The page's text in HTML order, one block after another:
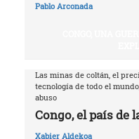
Pablo Arconada
Las minas de coltán, el
tecnología de todo el
abuso
Congo, el país de
Xabier Aldekoa